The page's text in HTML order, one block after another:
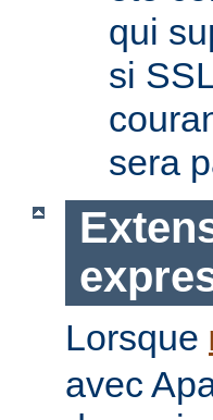
qui
si
sera
Lorsque
avec